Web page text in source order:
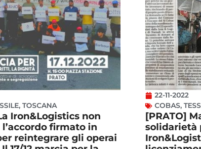
, TOSCANA
Iron&Logistics non
firmato in
reintegrare gli operai
22-11-2022
COBAS,
[PRATO]
solidarietà